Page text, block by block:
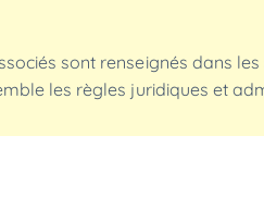
sont renseignés dans les
les règles juridiques et